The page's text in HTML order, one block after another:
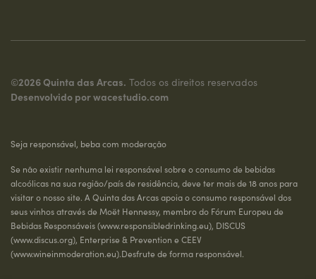
©2026 Quinta das Arcas. Todos os direitos reservados
Desenvolvido porwacestudio.com
Seja responsável, beba com moderação
Se não existir nenhuma lei responsável sobre o consumo de bebidas
alcoólicas na sua região/país de residência, deve ter mais de 18 anos para
visitar o nosso site. A Quinta das Arcas apoia o consumo responsável dos
seus vinhos através de Moët Hennessy, membro do Fórum Europeu de
Bebidas Responsáveis (www.responsibledrinking.eu), DISCUS
(www.discus.org), Enterprise & Prevention e CEEV
(www.wineinmoderation.eu).Desfrute de forma responsável.